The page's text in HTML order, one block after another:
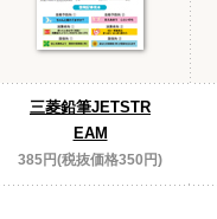
三菱鉛筆JETSTR
EAM
385円(税抜価格350円)